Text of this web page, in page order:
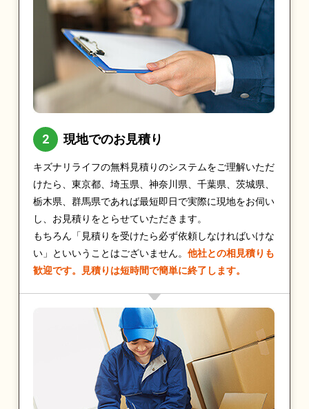
現地でのお見積り
キズナリライフの無料見積りのシステムをご理解いただ
けたら、東京都、埼玉県、神奈川県、千葉県、茨城県、
栃木県、群馬県であれば最短即日で実際に現地をお伺い
し、お見積りをとらせていただきます。
もちろん「見積りを受けたら必ず依頼しなければいけな
い」といいうことはございません。 他社との相見積りも
歓迎です。見積りは短時間で簡単に終了します。